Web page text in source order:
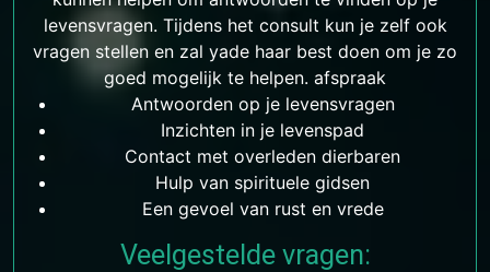
levensvragen. Tijdens het consult kun je zelf ook
vragen stellen en zal yade haar best doen om je zo
goed mogelijk te helpen. afspraak
Antwoorden op je levensvragen
Inzichten in je levenspad
Contact met overleden dierbaren
Hulp van spirituele gidsen
Een gevoel van rust en vrede
Veelgestelde vragen: